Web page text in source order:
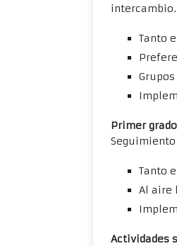
intercambio.
Tanto
Primer
Tanto
Al aire
Actividades